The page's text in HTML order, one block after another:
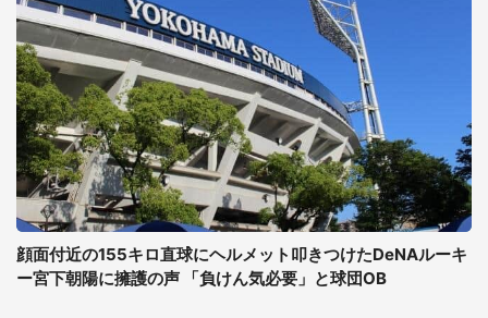
顔面付近の155キロ直球にヘルメット叩きつけたDeNAルーキ
ー宮下朝陽に擁護の声 「負けん気必要」と球団OB